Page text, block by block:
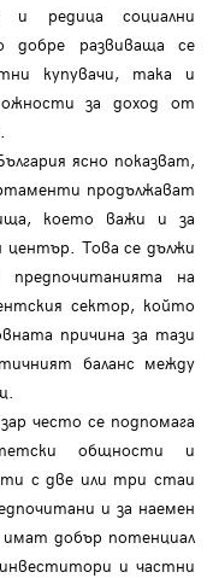
и редица социални
добре развиваща се
купувачи, така и
за доход от
ясно показват,
продължават
което важи и за
център. Това се дължи
на
сектор, който
причина за тази
баланс между
често се подпомага
общности и
с две или три стаи
и за наемен
имат добър потенциал
и частни